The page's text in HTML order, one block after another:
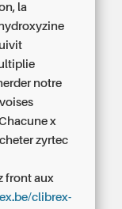
la
notre
x
zyrtec
front aux
clibrex-